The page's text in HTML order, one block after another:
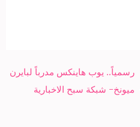
رسمياً.. يوب هاينكس مدرباً لبايرن
ميونخ- شبكة سبح الاخبارية